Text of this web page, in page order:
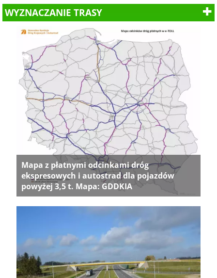
WYZNACZANIE TRASY
Mapa z płatnymi odcinkami dróg
ekspresowych i autostrad dla pojazdów
powyżej 3,5 t. Mapa: GDDKIA